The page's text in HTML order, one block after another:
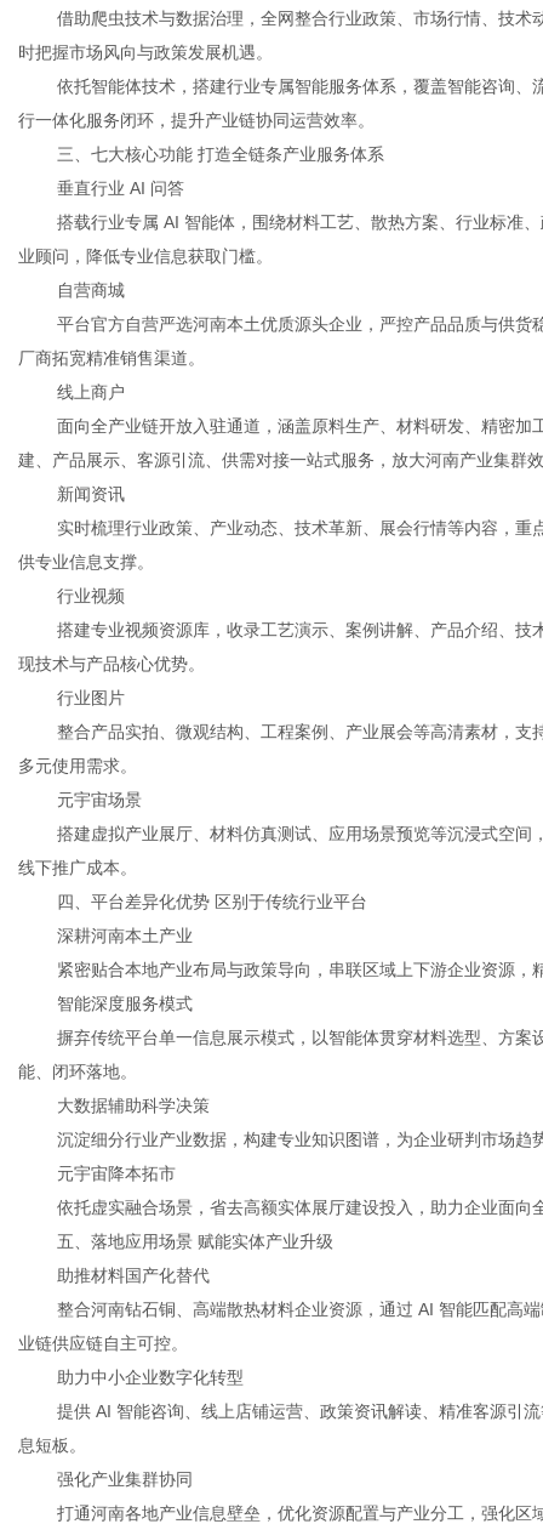
借助爬虫技术与数据治理，全网整合行业政策、市场行情、技
时把握市场风向与政策发展机遇。
依托智能体技术，搭建行业专属智能服务体系，覆盖智能咨询
行一体化服务闭环，提升产业链协同运营效率。
三、七大核心功能 打造全链条产业服务体系
垂直行业 AI 问答
搭载行业专属 AI 智能体，围绕材料工艺、散热方案、行业标准
业顾问，降低专业信息获取门槛。
自营商城
平台官方自营严选河南本土优质源头企业，严控产品品质与供
厂商拓宽精准销售渠道。
线上商户
面向全产业链开放入驻通道，涵盖原料生产、材料研发、精密
建、产品展示、客源引流、供需对接一站式服务，放大河南产业集群
新闻资讯
实时梳理行业政策、产业动态、技术革新、展会行情等内容，
供专业信息支撑。
行业视频
搭建专业视频资源库，收录工艺演示、案例讲解、产品介绍、
现技术与产品核心优势。
行业图片
整合产品实拍、微观结构、工程案例、产业展会等高清素材，
多元使用需求。
元宇宙场景
搭建虚拟产业展厅、材料仿真测试、应用场景预览等沉浸式空
线下推广成本。
四、平台差异化优势 区别于传统行业平台
深耕河南本土产业
紧密贴合本地产业布局与政策导向，串联区域上下游企业资源
智能深度服务模式
摒弃传统平台单一信息展示模式，以智能体贯穿材料选型、方
能、闭环落地。
大数据辅助科学决策
沉淀细分行业产业数据，构建专业知识图谱，为企业研判市场
元宇宙降本拓市
依托虚实融合场景，省去高额实体展厅建设投入，助力企业面
五、落地应用场景 赋能实体产业升级
助推材料国产化替代
整合河南钻石铜、高端散热材料企业资源，通过 AI 智能匹配高
业链供应链自主可控。
助力中小企业数字化转型
提供 AI 智能咨询、线上店铺运营、政策资讯解读、精准客源引
息短板。
强化产业集群协同
打通河南各地产业信息壁垒，优化资源配置与产业分工，强化